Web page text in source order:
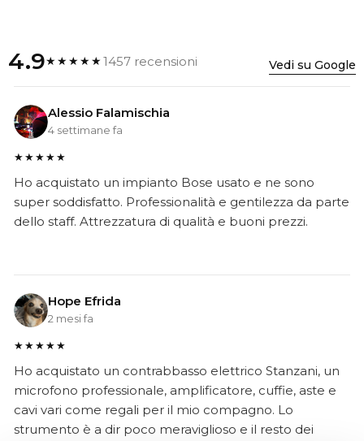
4.9★★★★★1457 recensioni Vedi su Google
Alessio Falamischia
4 settimane fa
★★★★★
Ho acquistato un impianto Bose usato e ne sono
super soddisfatto. Professionalità e gentilezza da parte
dello staff. Attrezzatura di qualità e buoni prezzi.
Hope Efrida
2 mesi fa
★★★★★
Ho acquistato un contrabbasso elettrico Stanzani, un
microfono professionale, amplificatore, cuffie, aste e
cavi vari come regali per il mio compagno. Lo
strumento è a dir poco meraviglioso e il resto dei